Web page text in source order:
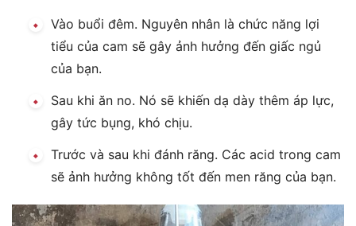
Vào buổi đêm. Nguyên nhân là chức năng lợi
tiểu của cam sẽ gây ảnh hưởng đến giấc ngủ
của bạn.
Sau khi ăn no. Nó sẽ khiến dạ dày thêm áp lực,
gây tức bụng, khó chịu.
Trước và sau khi đánh răng. Các acid trong cam
sẽ ảnh hưởng không tốt đến men răng của bạn.